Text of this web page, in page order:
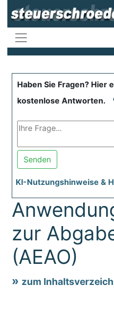
Haben Sie Fragen? Hier
kostenlose Antworten.
Senden
KI-Nutzungshinweise &
zur
(AEAO)
zum